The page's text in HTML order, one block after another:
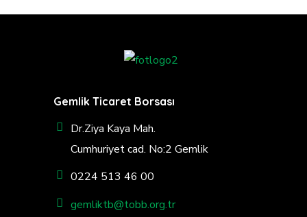
Gemlik Ticaret Borsası
Dr.Ziya Kaya Mah.
Cumhuriyet cad. No:2 Gemlik
0224 513 46 00
gemliktb@tobb.org.tr